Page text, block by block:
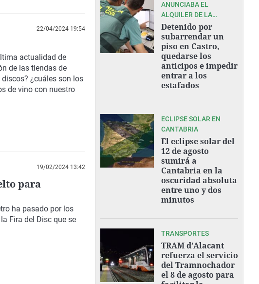
22/04/2024 19:54
actualidad de
de las tiendas de
¿cuáles son los
de vino con nuestro
19/02/2024 13:42
para
ha pasado por los
Fira del Disc que se
ANUNCIABA EL
ALQUILER DE LA
VIVIENDA COMPLETA
POR 750 EUROS
Detenido por
subarrendar un
piso en Castro,
quedarse los
anticipos e impedir
entrar a los
estafados
ECLIPSE SOLAR EN
CANTABRIA
El eclipse solar del
12 de agosto
sumirá a
Cantabria en la
oscuridad absoluta
entre uno y dos
minutos
TRANSPORTES
TRAM d’Alacant
refuerza el servicio
del Tramnochador
el 8 de agosto para